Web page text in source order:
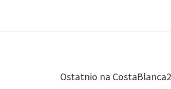
Ostatnio na